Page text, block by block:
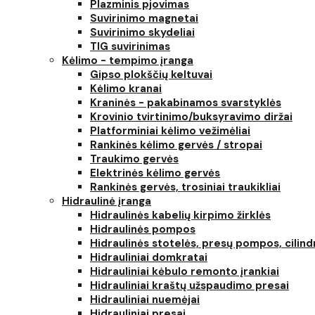
Plazminis pjovimas
Suvirinimo magnetai
Suvirinimo skydeliai
TIG suvirinimas
Kėlimo - tempimo įranga
Gipso plokščių keltuvai
Kėlimo kranai
Kraninės - pakabinamos svarstyklės
Krovinio tvirtinimo/buksyravimo diržai
Platforminiai kėlimo vežimėliai
Rankinės kėlimo gervės / stropai
Traukimo gervės
Elektrinės kėlimo gervės
Rankinės gervės, trosiniai traukikliai
Hidraulinė įranga
Hidraulinės kabelių kirpimo žirklės
Hidraulinės pompos
Hidraulinės stotelės, presų pompos,
Hidrauliniai domkratai
Hidrauliniai kėbulo remonto įrankiai
Hidrauliniai kraštų užspaudimo presai
Hidrauliniai nuemėjai